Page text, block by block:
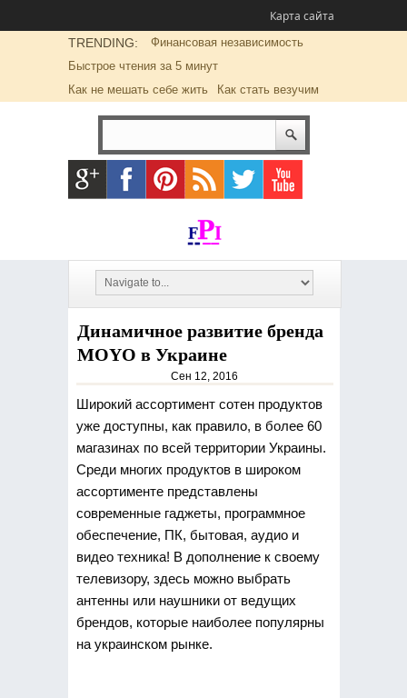
Карта сайта
TRENDING:
Финансовая независимость
Быстрое чтения за 5 минут
Как не мешать себе жить
Как стать везучим
Динамичное развитие бренда
MOYO в Украине
Сен 12, 2016
Широкий ассортимент сотен продуктов
уже доступны, как правило, в более 60
магазинах по всей территории Украины.
Среди многих продуктов в широком
ассортименте представлены
современные гаджеты, программное
обеспечение, ПК, бытовая, аудио и
видео техника! В дополнение к своему
телевизору, здесь можно выбрать
антенны или наушники от ведущих
брендов, которые наиболее популярны
на украинском рынке.